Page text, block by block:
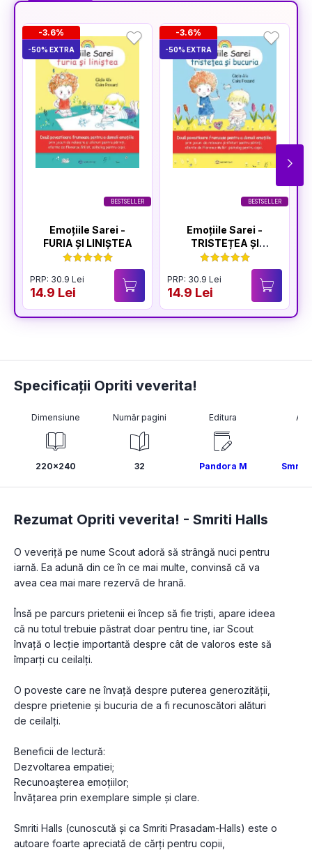
BESTSELLER
-3.6%
-50% EXTRA
Emoțiile Sarei -
FURIA ȘI LINIȘTEA
PRP: 30.9 Lei
14.9 Lei
BESTSELLER
-3.6%
-50% EXTRA
Emoțiile Sarei -
TRISTEȚEA ȘI
BUCURIA
PRP: 30.9 Lei
14.9 Lei
Specificații Opriti veverita!
Dimensiune
220x240
Număr pagini
32
Editura
Pandora M Smriti
Rezumat Opriti veverita! - Smriti Halls
O veveriță pe nume Scout adoră să strângă nuci pentru
iarnă. Ea adună din ce în ce mai multe, convinsă că va
avea cea mai mare rezervă de hrană.
Însă pe parcurs prietenii ei încep să fie triști, apare ideea
că nu totul trebuie păstrat doar pentru tine, iar Scout
învață o lecție importantă despre cât de valoros este să
împarți cu ceilalți.
O poveste care ne învață despre puterea generozității,
despre prietenie și bucuria de a fi recunoscători alături
de ceilalți.
Beneficii de lectură:
Dezvoltarea empatiei;
Recunoașterea emoțiilor;
Învățarea prin exemplare simple și clare.
Smriti Halls (cunoscută și ca Smriti Prasadam-Halls) este o
autoare foarte apreciată de cărți pentru copii,